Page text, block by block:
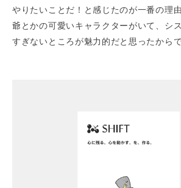
やりたいことだ！と感じたのが一番の理
爺とかの可愛いキャラクターがいて、シ
すぎないところが魅力的だと思ったからで